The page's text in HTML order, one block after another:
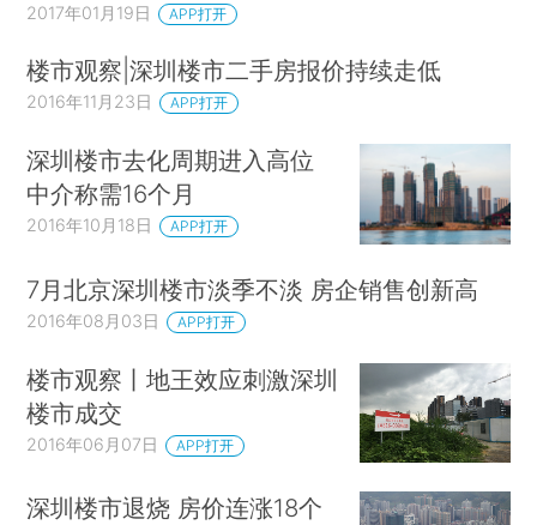
2017年01月19日 APP打开
楼市观察|深圳楼市二手房报价持续走低
2016年11月23日 APP打开
深圳楼市去化周期进入高位
中介称需16个月
2016年10月18日 APP打开
7月北京深圳楼市淡季不淡 房企销售创新高
2016年08月03日 APP打开
楼市观察丨地王效应刺激深圳
楼市成交
2016年06月07日 APP打开
深圳楼市退烧 房价连涨18个